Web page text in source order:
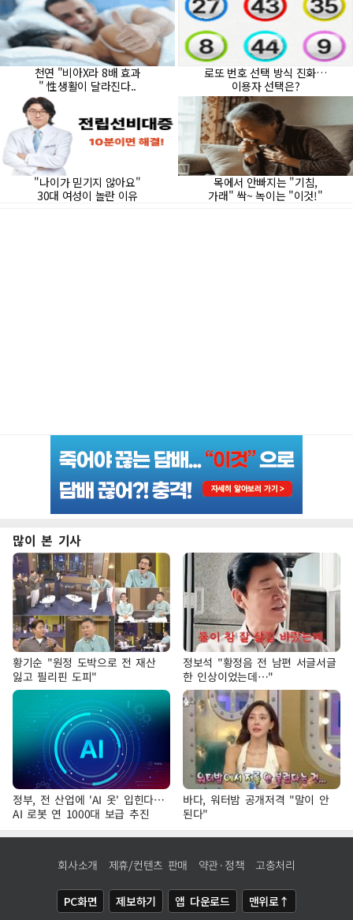
많이 본 기사
황기순 "원정 도박으로 전 재산
잃고 필리핀 도피"
정보석 "황정음 전 남편 서글서글
한 인상이었는데…"
정부, 전 산업에 'AI 옷' 입힌다…
AI 로봇 연 1000대 보급 추진
바다, 워터밤 공개저격 "말이 안
된다"
회사소개 제휴/컨텐츠 판매 약관·정책 고충처리
PC화면 제보하기 앱 다운로드 맨위로↑